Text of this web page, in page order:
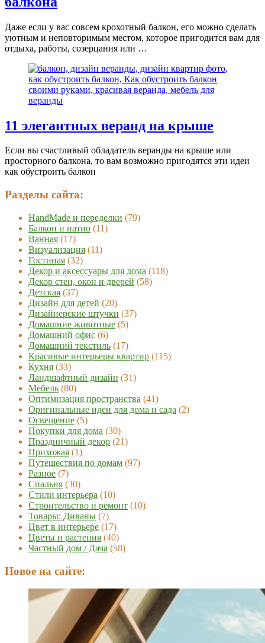
Даже если у вас совсем крохотный балкон, его можно сделать
уютным и неповторимым местом, которое пригодится вам для
отдыха, работы, созерцания или …
11 элегантных веранд на крыше
Если вы счастливый обладатель веранды на крыше или
просторного балкона, то вам возможно пригодятся эти идеи
как обустроить балкон
Разделы сайта:
HandMade и переделки (79)
Балкон и патио (11)
Ванная (17)
Визуализация (11)
Гостиная (32)
Декор и аксессуары для дома (118)
Декор стен, окон и дверей (58)
Детская (37)
Дизайн для детей (20)
Дизайнерские штучки (37)
Домашние животные (5)
Домашний офис (6)
Домашний текстиль (17)
Красивые интерьеры квартир (115)
Кухня (33)
Ландшафтный дизайн (31)
Мебель (80)
Оптимизация пространства (41)
Оригинальные идеи для дома и сада (2)
Освещение (5)
Покупки для дома (30)
Праздничный декор (21)
Прихожая (1)
Путешествия по домам (97)
Разное (7)
Спальня (30)
Стили интерьера (10)
Строительство и ремонт (10)
Товары: Диваны (7)
Цвет в интерьере (17)
Цветы и растения (40)
Частный дом / Дача (58)
Новое на сайте: